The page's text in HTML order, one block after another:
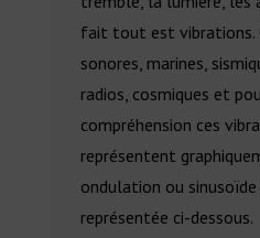
fait tout est vibrations.
sonores, marines,
radios, cosmiques et
compréhension ces
représentent
ondulation ou
représentée ci-dessous.